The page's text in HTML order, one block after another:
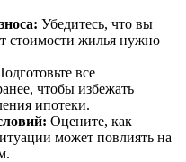
Убедитесь, что вы
стоимости жилья нужно
все
чтобы избежать
ипотеки.
Оцените, как
может повлиять на